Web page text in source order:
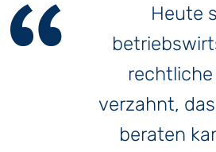
Heute
rechtliche
verzahnt,
beraten